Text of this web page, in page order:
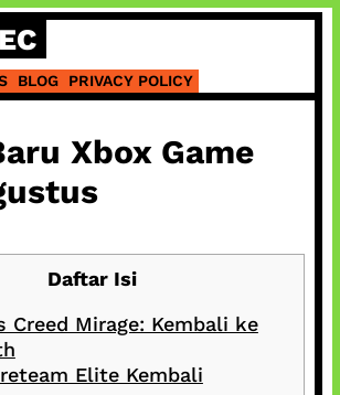
BLOG PRIVACY POLICY
Xbox Game
Daftar Isi
Creed Mirage: Kembali ke
Elite Kembali